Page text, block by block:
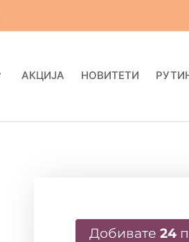
АКЦИЈА НОВИТЕТИ
Добивате 24